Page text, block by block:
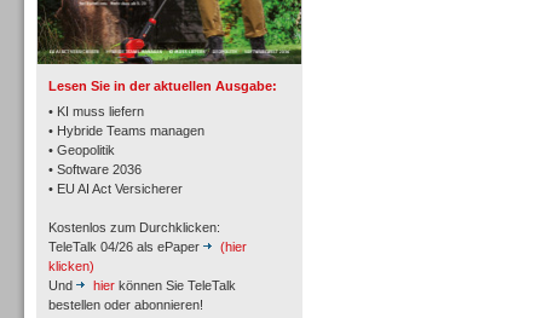
Lesen Sie in der aktuellen Ausgabe:
• KI muss liefern
• Hybride Teams managen
• Geopolitik
• Software 2036
• EU AI Act Versicherer
Kostenlos zum Durchklicken:
TeleTalk 04/26 als ePaper
(hier
klicken)
Und
hier können Sie TeleTalk
bestellen oder abonnieren!
TK- und ACD-Systeme
Workforce-Management